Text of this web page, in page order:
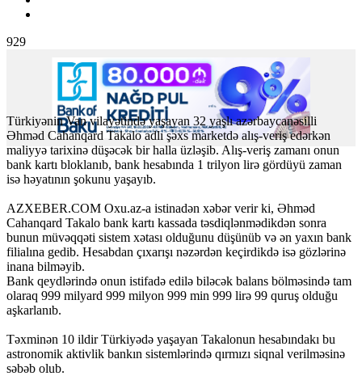
929
Türkiyənin Van vilayətində yaşayan 32 yaşlı azərbaycanəsilli
Əhməd Cahanqard Takalo adlı şəxs marketdə alış-veriş edərkən
maliyyə tarixinə düşəcək bir halla üzləşib. Alış-veriş zamanı onun
bank kartı bloklanıb, bank hesabında 1 trilyon lirə gördüyü zaman
isə həyatının şokunu yaşayıb.
AZXEBER.COM Oxu.az-a istinadən xəbər verir ki, Əhməd
Cahanqard Takalo bank kartı kassada təsdiqlənmədikdən sonra
bunun müvəqqəti sistem xətası olduğunu düşünüb və ən yaxın bank
filialına gedib. Hesabdan çıxarışı nəzərdən keçirdikdə isə gözlərinə
inana bilməyib.
Bank qeydlərində onun istifadə edilə biləcək balans bölməsində tam
olaraq 999 milyard 999 milyon 999 min 999 lirə 99 quruş olduğu
aşkarlanıb.
Təxminən 10 ildir Türkiyədə yaşayan Takalonun hesabındakı bu
astronomik aktivlik bankın sistemlərində qırmızı siqnal verilməsinə
səbəb olub.